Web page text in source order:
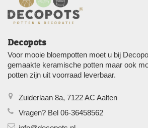
Decopots
Voor mooie bloempotten moet u bij
gemaakte keramische potten maar ook
potten zijn uit voorraad leverbaar.
Zuiderlaan 8a, 7122 AC Aalten
Vragen? Bel 06-36458562